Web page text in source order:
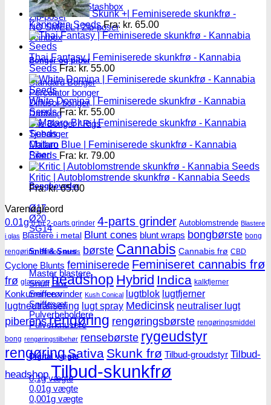
Skulekasser / Stashbox
Zip-poser
NO SMELL | Zip-poser
Jointbox
Bonger og piber
Standard Bonger
Percolator bonger
Diffusor bonger
Dabbing
Olie Bonger / Rigs
Tjubanger
Chillum
Piber
Bonghoveder
Ø17
Ø20
SG14
Sniff & Snus
Master blastere
Snuff Box
Snifferør
Sniffesæt
Pulverbeholdere
Pulverknusere
Digital vægte
0,1g vægte
0,01g vægte
0,001g vægte
Skunk +| Feminiserede skunkfrø -
Kannabia Seeds Fra: kr. 65.00
Thai Fantasy | Feminiserede skunkfrø - Kannabia
Seeds Fra: kr. 55.00
White Domina | Feminiserede skunkfrø - Kannabia
Seeds Fra: kr. 55.00
Mataro Blue | Feminiserede skunkfrø - Kannabia
Seeds Fra: kr. 79.00
Kritic | Autoblomstrende skunkfrø - Kannabia Seeds
Fra:kr.65.00
Varenøgleord
0.01g 0.1g 2-parts grinder 4-parts grinder Autoblomstrende Blastere
i glas Blastere i metal Blunt cones blunt wraps bongbørste bong
rengøring Bulldog seeds børste Cannabis Cannabis frø CBD
Cyclone Blunts feminiserede Feminiseret cannabis frø
frø glasrens headshop Hybrid Indica kalkfjerner
Konkurrence vinder Kush Conical lugtblok lugtfjerner
lugtneutralisering lugt spray Medicinsk neutraliser lugt
piberens rengøring rengøringsbørste rengøringsmiddel
bong rengøringstilbehør rensebørste rygeudstyr
rengøringSativa Skunk frø Tilbud-groudstyr Tilbud-
headshop Tilbud-skunkfrø